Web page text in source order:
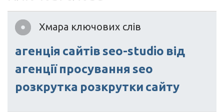
Хмара ключових слів
агенція сайтівseo-studio від
агенції просування seo
розкрутка розкрутки сайту